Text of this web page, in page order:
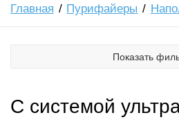
Главная Пурифайеры
Показать
С системой